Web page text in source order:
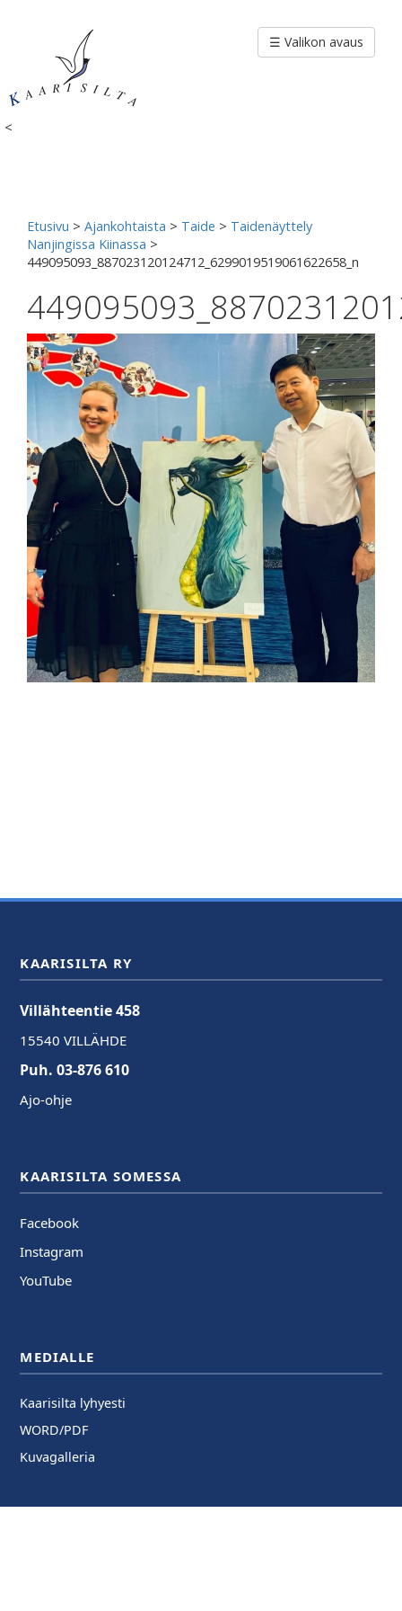
<
☰ Valikon avaus
Etusivu > Ajankohtaista > Taide > Taidenäyttely
Nanjingissa Kiinassa >
449095093_887023120124712_6299019519061622658_n
KAARISILTA RY
Villähteentie 458
15540 VILLÄHDE
Puh. 03-876 610
Ajo-ohje
KAARISILTA SOMESSA
Facebook
Instagram
YouTube
MEDIALLE
Kaarisilta lyhyesti
WORD/PDF
Kuvagalleria